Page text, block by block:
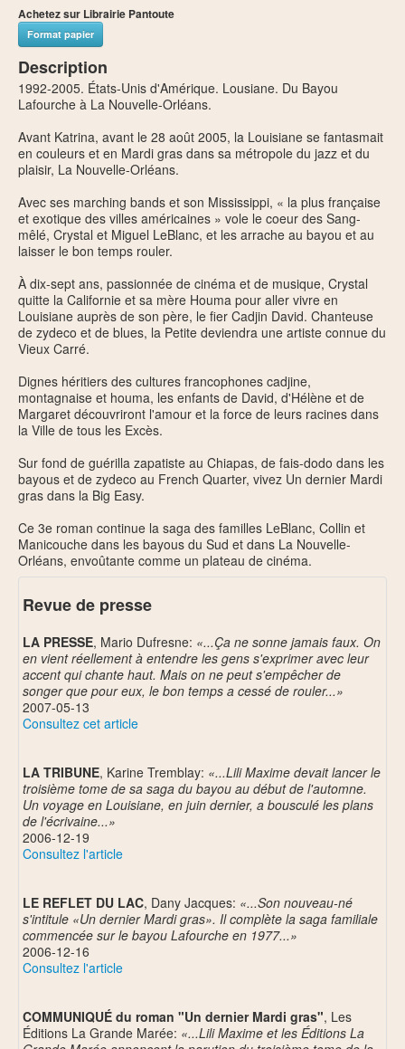
Achetez sur Librairie Pantoute
Format papier
Description
1992-2005. États-Unis d'Amérique. Lousiane. Du Bayou
Lafourche à La Nouvelle-Orléans.
Avant Katrina, avant le 28 août 2005, la Louisiane se fantasmait
en couleurs et en Mardi gras dans sa métropole du jazz et du
plaisir, La Nouvelle-Orléans.
Avec ses marching bands et son Mississippi, « la plus française
et exotique des villes américaines » vole le coeur des Sang-
mêlé, Crystal et Miguel LeBlanc, et les arrache au bayou et au
laisser le bon temps rouler.
À dix-sept ans, passionnée de cinéma et de musique, Crystal
quitte la Californie et sa mère Houma pour aller vivre en
Louisiane auprès de son père, le fier Cadjin David. Chanteuse
de zydeco et de blues, la Petite deviendra une artiste connue du
Vieux Carré.
Dignes héritiers des cultures francophones cadjine,
montagnaise et houma, les enfants de David, d'Hélène et de
Margaret découvriront l'amour et la force de leurs racines dans
la Ville de tous les Excès.
Sur fond de guérilla zapatiste au Chiapas, de fais-dodo dans les
bayous et de zydeco au French Quarter, vivez Un dernier Mardi
gras dans la Big Easy.
Ce 3e roman continue la saga des familles LeBlanc, Collin et
Manicouche dans les bayous du Sud et dans La Nouvelle-
Orléans, envoûtante comme un plateau de cinéma.
Revue de presse
LA PRESSE, Mario Dufresne: «...Ça ne sonne jamais faux. On
en vient réellement à entendre les gens s'exprimer avec leur
accent qui chante haut. Mais on ne peut s'empêcher de
songer que pour eux, le bon temps a cessé de rouler...»
2007-05-13
Consultez cet article
LA TRIBUNE, Karine Tremblay: «...Lili Maxime devait lancer le
troisième tome de sa saga du bayou au début de l'automne.
Un voyage en Louisiane, en juin dernier, a bousculé les plans
de l'écrivaine...»
2006-12-19
Consultez l'article
LE REFLET DU LAC, Dany Jacques: «...Son nouveau-né
s'intitule «Un dernier Mardi gras». Il complète la saga familiale
commencée sur le bayou Lafourche en 1977...»
2006-12-16
Consultez l'article
COMMUNIQUÉ du roman "Un dernier Mardi gras", Les
Éditions La Grande Marée: «...Lili Maxime et les Éditions La